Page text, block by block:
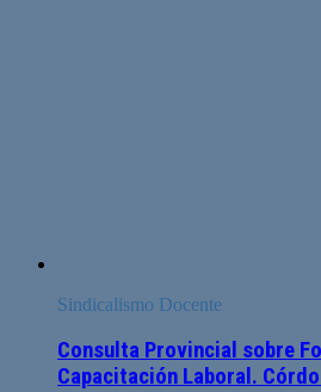
Sindicalismo Docente
Consulta Provincial sobre
Capacitación Laboral.